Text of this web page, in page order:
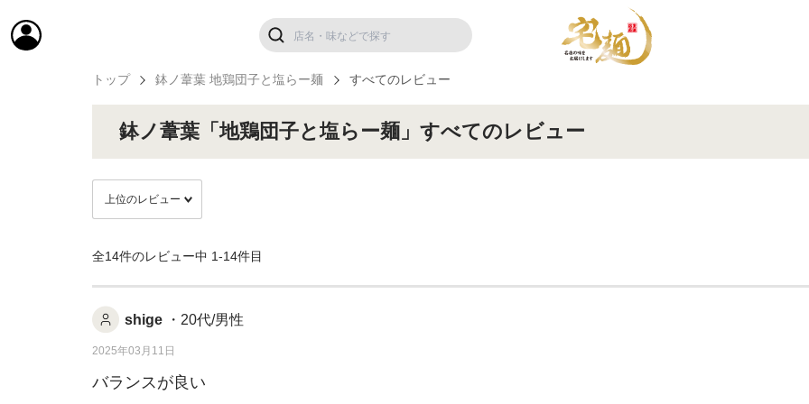
トップ 鉢ノ葦葉 地鶏団子と塩らー麺 すべてのレビュー
鉢ノ葦葉「地鶏団子と塩らー麺」すべてのレビュー
全14件のレビュー中 1-14件目
shige ・20代/男性
2025年03月11日
バランスが良い